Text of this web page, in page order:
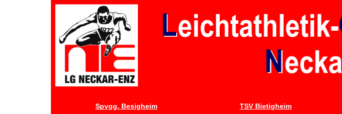
Spvgg. Besigheim TSV Bietigheim